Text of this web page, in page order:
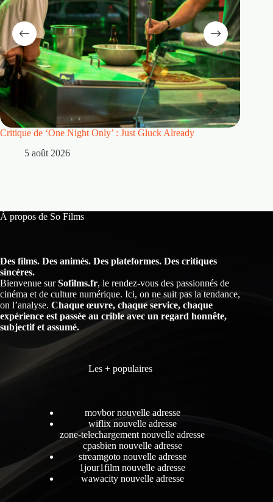
Critique de ‘One Night Only’ : Just Gluck Already
5 août 2026
À propos de So Films
Des films. Des animés. Des plateformes. Des critiques
sincères.
Bienvenue surSofilms.fr, le rendez-vous des passionnés de
cinéma et de culture numérique. Ici, on ne suit pas la tendance,
on l’analyse. Chaque œuvre, chaque service, chaque
expérience est passée au crible avec un regard honnête,
subjectif et assumé.
Les + populaires
movbor nouvelle adresse
wiflix nouvelle adresse
zone-telechargement nouvelle adresse
cpasbien nouvelle adresse
streamgoto nouvelle adresse
1jour1film nouvelle adresse
wawacity nouvelle adresse